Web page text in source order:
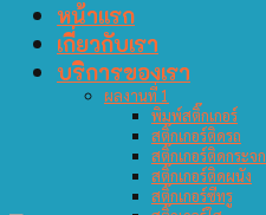
หน้าแรก
เกี่ยวกับเรา
บริการของเรา
ผลงานที่ 1
พิมพ์สติ๊กเกอร์
สติ๊กเกอร์ติดรถ
สติ๊กเกอร์ติดกระจก
สติ๊กเกอร์ติดผนัง
สติ๊กเกอร์ซีทรู